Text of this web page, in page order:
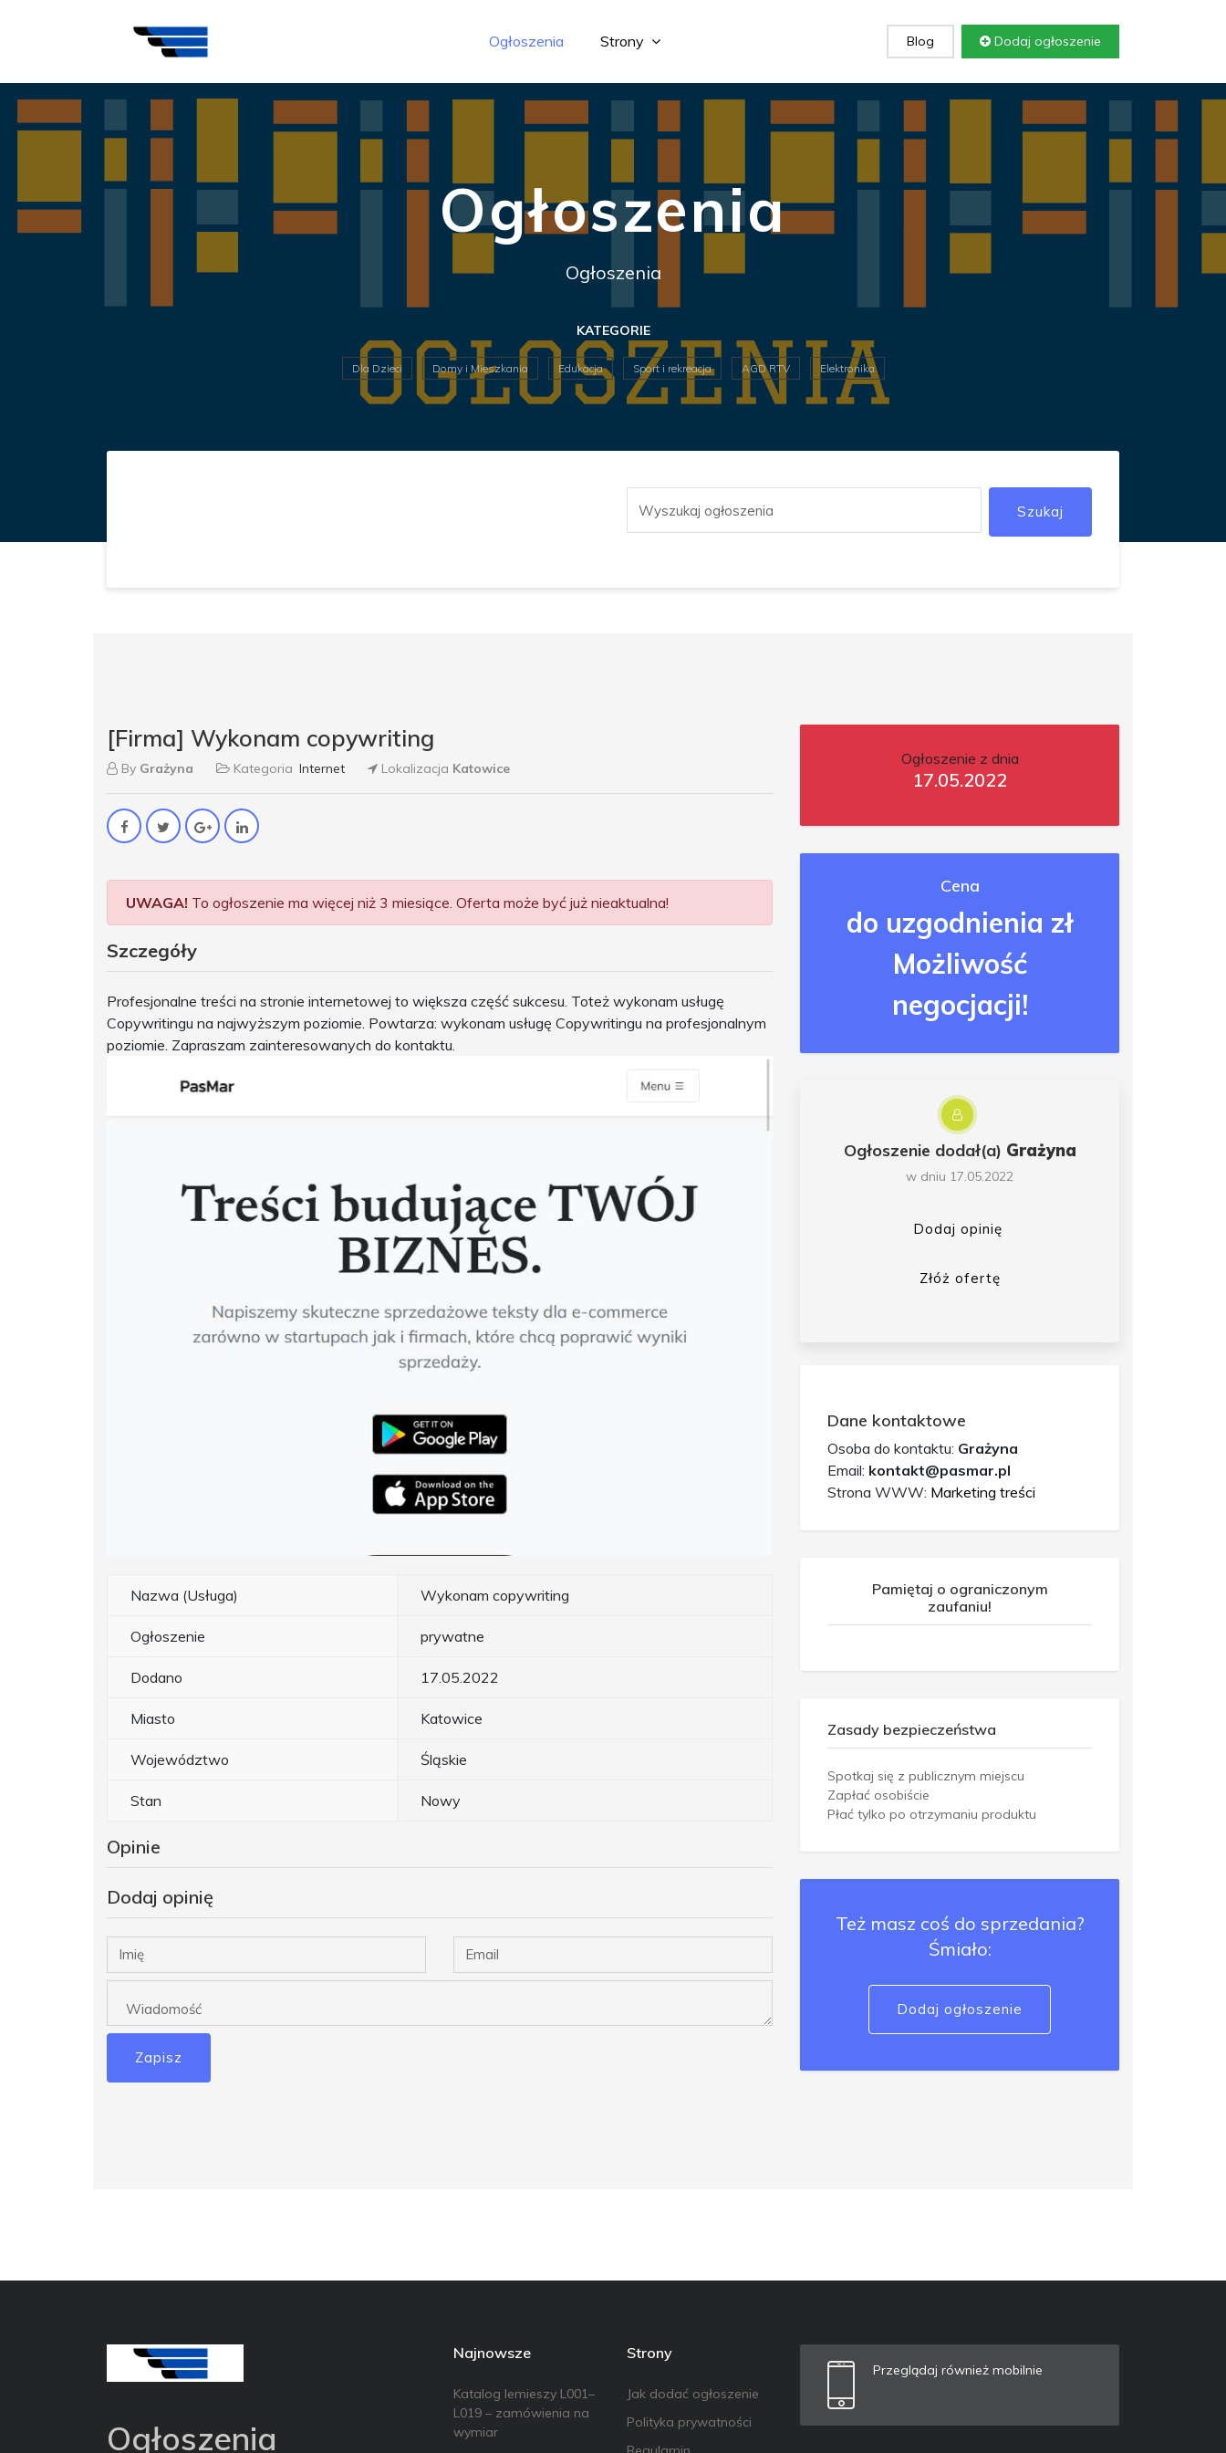
Ogłoszenia Strony Blog Dodaj ogłoszenie
Ogłoszenia
Ogłoszenia
KATEGORIE
Dla Dzieci Domy i Mieszkania Edukacja Sport i rekreacja AGD RTV Elektronika
Szukaj
[Firma] Wykonam copywriting
By Grażyna Kategoria Internet Lokalizacja Katowice
UWAGA! To ogłoszenie ma więcej niż 3 miesiące. Oferta może być już nieaktualna!
Szczegóły
Profesjonalne treści na stronie internetowej to większa część sukcesu. Toteż wykonam usługę
Copywritingu na najwyższym poziomie. Powtarza: wykonam usługę Copywritingu na profesjonalnym
poziomie. Zapraszam zainteresowanych do kontaktu.
Nazwa (Usługa) Wykonam copywriting
Ogłoszenie prywatne
Dodano 17.05.2022
Miasto Katowice
Województwo Śląskie
Stan Nowy
Opinie
Dodaj opinię
Zapisz
Ogłoszenie z dnia
17.05.2022
Cena
do uzgodnienia zł
Możliwość
negocjacji!
Ogłoszenie dodał(a) Grażyna
w dniu 17.05.2022
Dodaj opinię
Złóż ofertę
Dane kontaktowe
Osoba do kontaktu: Grażyna
Email: kontakt@pasmar.pl
Strona WWW: Marketing treści
Pamiętaj o ograniczonym
zaufaniu!
Zasady bezpieczeństwa
Spotkaj się z publicznym miejscu
Zapłać osobiście
Płać tylko po otrzymaniu produktu
Też masz coś do sprzedania?
Śmiało:
Dodaj ogłoszenie
Ogłoszenia
Najnowsze
Katalog lemieszy L001–
L019 – zamówienia na
wymiar
Strony
Jak dodać ogłoszenie
Polityka prywatności
Przeglądaj również mobilnie